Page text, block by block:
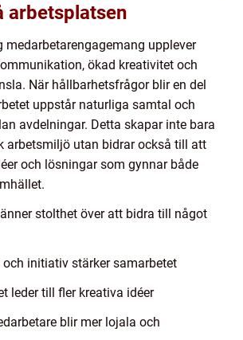
arbetsplatsen
medarbetarengagemang upplever
ökad kreativitet och
När hållbarhetsfrågor blir en del
uppstår naturliga samtal och
avdelningar. Detta skapar inte bara
arbetsmiljö utan bidrar också till att
och lösningar som gynnar både
stolthet över att bidra till något
och initiativ stärker samarbetet
leder till fler kreativa idéer
blir mer lojala och